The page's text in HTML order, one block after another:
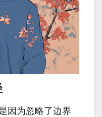
因为忽略了边界